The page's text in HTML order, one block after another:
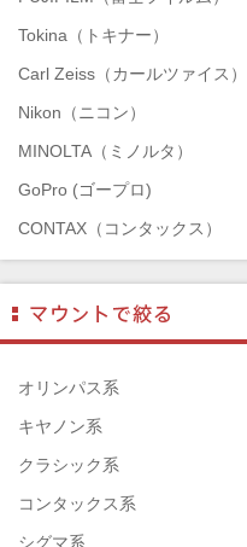
Tokina（トキナー）
Carl Zeiss（カールツァイス）
Nikon（ニコン）
MINOLTA（ミノルタ）
GoPro (ゴープロ)
CONTAX（コンタックス）
Mamiya（マミヤ）
TAMRON（タムロン）
SIGMA（シグマ）
HASSELBLAD（ハッセルブラ
EPSON（エプソン）
ENNA München（エナ）
ELEFOTO（エレフォト）
オリンパス系
キヤノン系
クラシック系
コンタックス系
シグマ系